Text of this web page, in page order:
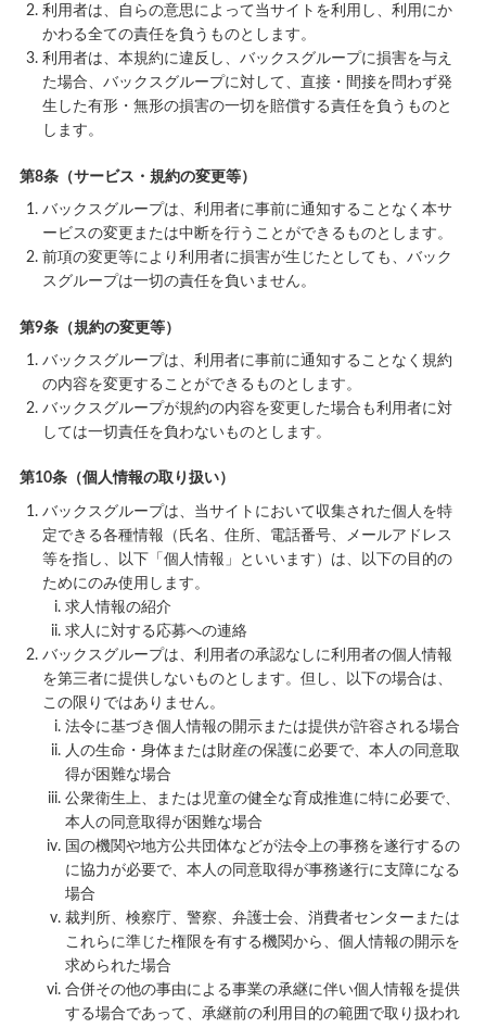
利用者は、自らの意思によって当サイトを利用し、利用にか
かわる全ての責任を負うものとします。
利用者は、本規約に違反し、バックスグループに損害を与え
た場合、バックスグループに対して、直接・間接を問わず発
生した有形・無形の損害の一切を賠償する責任を負うものと
します。
第8条（サービス・規約の変更等）
バックスグループは、利用者に事前に通知することなく本サ
ービスの変更または中断を行うことができるものとします。
前項の変更等により利用者に損害が生じたとしても、バック
スグループは一切の責任を負いません。
第9条（規約の変更等）
バックスグループは、利用者に事前に通知することなく規約
の内容を変更することができるものとします。
バックスグループが規約の内容を変更した場合も利用者に対
しては一切責任を負わないものとします。
第10条（個人情報の取り扱い）
バックスグループは、当サイトにおいて収集された個人を特
定できる各種情報（氏名、住所、電話番号、メールアドレス
等を指し、以下「個人情報」といいます）は、以下の目的の
ためにのみ使用します。
求人情報の紹介
求人に対する応募への連絡
バックスグループは、利用者の承認なしに利用者の個人情報
を第三者に提供しないものとします。但し、以下の場合は、
この限りではありません。
法令に基づき個人情報の開示または提供が許容される場合
人の生命・身体または財産の保護に必要で、本人の同意取
得が困難な場合
公衆衛生上、または児童の健全な育成推進に特に必要で、
本人の同意取得が困難な場合
国の機関や地方公共団体などが法令上の事務を遂行するの
に協力が必要で、本人の同意取得が事務遂行に支障になる
場合
裁判所、検察庁、警察、弁護士会、消費者センターまたは
これらに準じた権限を有する機関から、個人情報の開示を
求められた場合
合併その他の事由による事業の承継に伴い個人情報を提供
する場合であって、承継前の利用目的の範囲で取り扱われ